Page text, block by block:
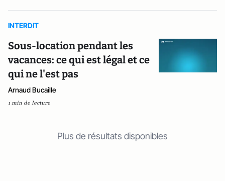
INTERDIT
Sous-location pendant les
vacances: ce qui est légal et ce
qui ne l'est pas
Arnaud Bucaille
1 min de lecture
Plus de résultats disponibles